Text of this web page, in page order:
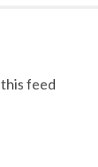
feed